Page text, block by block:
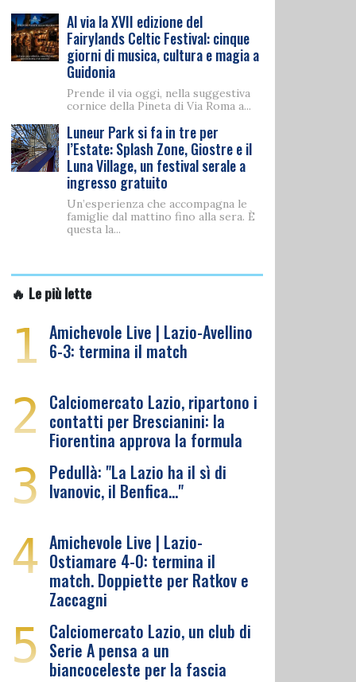
Al via la XVII edizione del
Fairylands Celtic Festival: cinque
giorni di musica, cultura e magia a
Guidonia
Prende il via oggi, nella suggestiva
cornice della Pineta di Via Roma a...
Luneur Park si fa in tre per
l’Estate: Splash Zone, Giostre e il
Luna Village, un festival serale a
ingresso gratuito
Un’esperienza che accompagna le
famiglie dal mattino fino alla sera. È
questa la...
🔥 Le più lette
1 Amichevole Live | Lazio-Avellino
6-3: termina il match
2 Calciomercato Lazio, ripartono i
contatti per Brescianini: la
Fiorentina approva la formula
3 Pedullà: "La Lazio ha il sì di
Ivanovic, il Benfica…"
4 Amichevole Live | Lazio-
Ostiamare 4-0: termina il
match. Doppiette per Ratkov e
Zaccagni
5 Calciomercato Lazio, un club di
Serie A pensa a un
biancoceleste per la fascia